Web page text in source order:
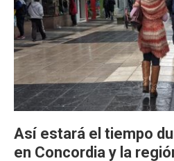
Así estará el tiempo
en Concordia y la